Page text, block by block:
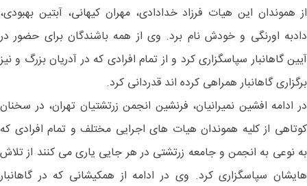
از هموندان این هیات فرزاد خدادادی، مهران کیهانی، آبتین بهبودی،
دادبه اورنگی و خودش نام برد. وی از همه باشندگان برای حضور در
آيین گاهانبار سپاسگزاری کرد و از تمام افرادی که در آدریان بزرگ و نیز
برگزاری گاهانبار همراهی کرده اند قدردانی کرد.
در ادامه افشین نمیرانیان، فرنشین انجمن زرتشتیان تهران، در سخنان
کوتاهی از کلیه هموندان هیات های اجرایی مختلف و تمام افرادی که
به نوعی به انجمن و جامعه زرتشتی در هر جایی یاری می کنند از تلاش
هایشان سپاسگزاری کرد. وی در ادامه از همکیشانی که در گاهانبار